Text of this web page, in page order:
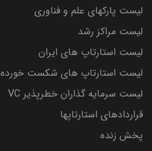
لیست پارکهای علم و فناوری
لیست مراکز رشد
لیست استارتاپ های ایران
لیست استارتاپ های شکست خورده
لیست سرمایه گذاران خطرپذیر VC
قراردادهای استارتاپها
پخش زنده